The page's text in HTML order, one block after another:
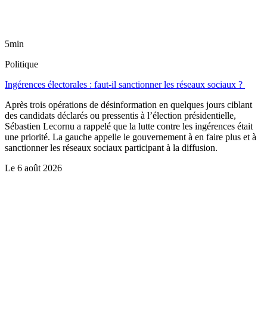
5min
Politique
Ingérences électorales : faut-il sanctionner les réseaux sociaux ?
Après trois opérations de désinformation en quelques jours ciblant
des candidats déclarés ou pressentis à l’élection présidentielle,
Sébastien Lecornu a rappelé que la lutte contre les ingérences était
une priorité. La gauche appelle le gouvernement à en faire plus et à
sanctionner les réseaux sociaux participant à la diffusion.
Le 6 août 2026